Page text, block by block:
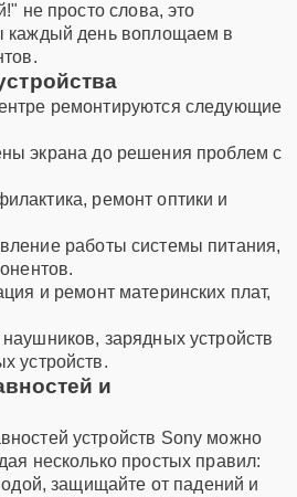
не просто слова, это
каждый день воплощаем в
ремонтируются следующие
экрана до решения проблем с
ремонт оптики и
работы системы питания,
и ремонт материнских плат,
зарядных устройств
устройств.
и
устройств Sony можно
несколько простых правил:
защищайте от падений и